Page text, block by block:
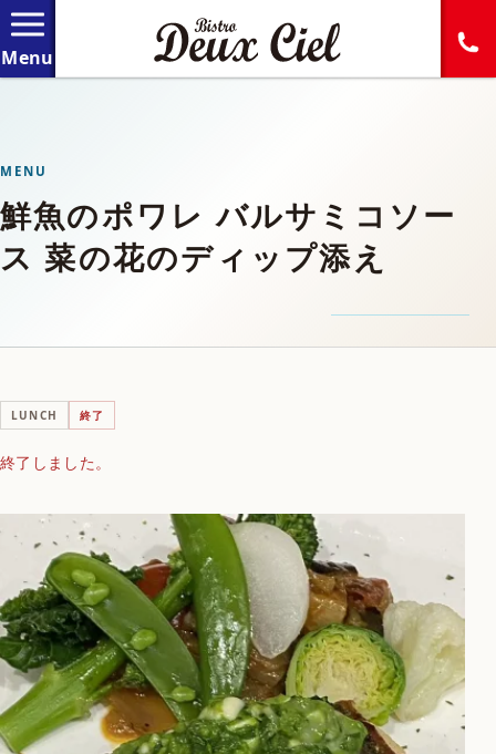
MENU
鮮魚のポワレ バルサミコソー
ス 菜の花のディップ添え
LUNCH 終了
終了しました。